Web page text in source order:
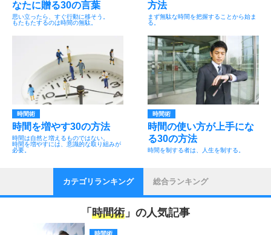
なたに贈る30の言葉
思い立ったら、すぐ行動に移そう。
もたもたするのは時間の無駄。
方法
まず無駄な時間を把握することから始ま
る。
時間術
時間を増やす30の方法
時間は自然と増えるものではない。
時間を増やすには、意識的な取り組みが
必要。
時間術
時間の使い方が上手にな
る30の方法
時間を制する者は、人生を制する。
カテゴリランキング 総合ランキング
「 時間術」の人気記事
時間術